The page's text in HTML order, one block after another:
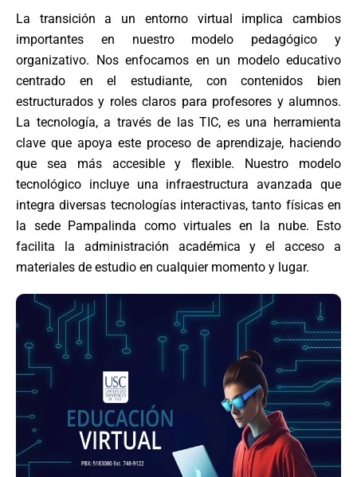
La transición a un entorno virtual implica cambios
importantes en nuestro modelo pedagógico y
organizativo. Nos enfocamos en un modelo educativo
centrado en el estudiante, con contenidos bien
estructurados y roles claros para profesores y alumnos.
La tecnología, a través de las TIC, es una herramienta
clave que apoya este proceso de aprendizaje, haciendo
que sea más accesible y flexible. Nuestro modelo
tecnológico incluye una infraestructura avanzada que
integra diversas tecnologías interactivas, tanto físicas en
la sede Pampalinda como virtuales en la nube. Esto
facilita la administración académica y el acceso a
materiales de estudio en cualquier momento y lugar.